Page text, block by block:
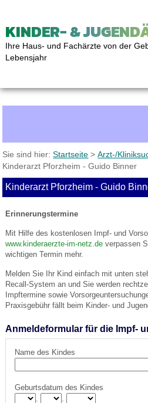
KINDER- &
Ihre Haus- und Fachärzte von der
Lebensjahr
Sie sind hier:Startseite >Arzt-/
Kinderarzt Pforzheim - Guido Binner
Kinderarzt Pforzheim - Guido
Erinnerungstermine
Mit Hilfe des kostenlosen Impf- und
www.kinderaerzte-im-netz.deverpassen
wichtigen Termin mehr.
Melden Sie Ihr Kind einfach mit unten
Recall-System an und Sie werden
Impftermine sowie
Praxisgebühr fällt beim Kinder- und
Anmeldeformular für die Impf-
Name des Kindes
Geburtsdatum des Kindes